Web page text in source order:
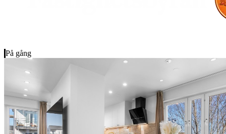
På gång